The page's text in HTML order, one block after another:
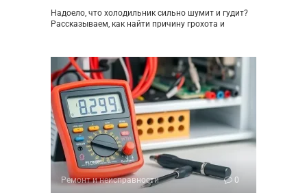
Надоело, что холодильник сильно шумит и гудит?
Рассказываем, как найти причину грохота и
Ремонт и неисправности 0